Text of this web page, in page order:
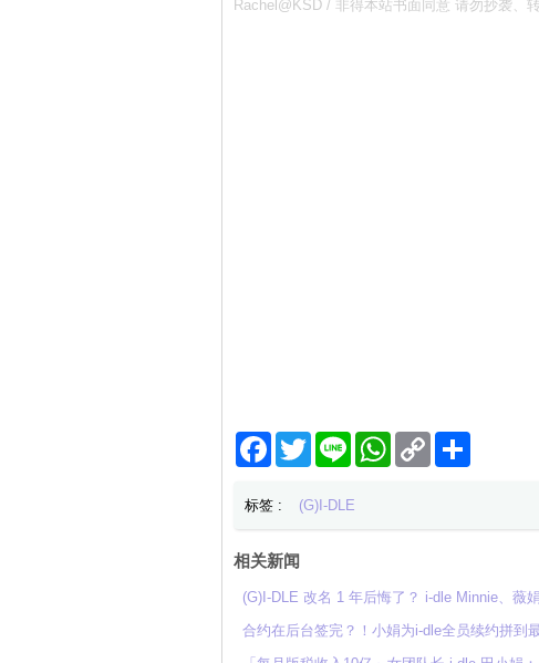
Rachel@KSD / 非得本站书面同意 请勿抄袭、
Facebook
TwitterLine WhatsApp
Copy
Link
分
标签 : (G)I-DLE
相关新闻
(G)I-DLE 改名 1 年后悔了？ i-dle Minnie、薇
合约在后台签完？！小娟为i-dle全员续约拼到